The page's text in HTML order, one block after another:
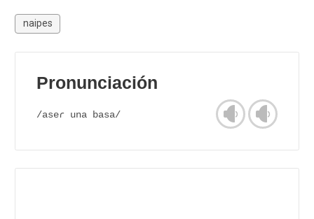
naipes
Pronunciación
/aseɾ una basa/